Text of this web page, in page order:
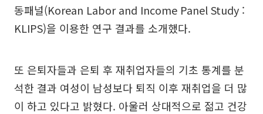
동패널(Korean Labor and Income Panel Study :
KLIPS)을 이용한 연구 결과를 소개했다.
또 은퇴자들과 은퇴 후 재취업자들의 기초 통계를 분
석한 결과 여성이 남성보다 퇴직 이후 재취업을 더 많
이 하고 있다고 밝혔다. 아울러 상대적으로 젊고 건강